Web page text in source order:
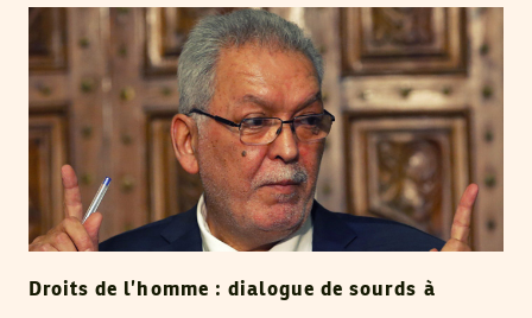
Droits de l’homme : dialogue de sourds à